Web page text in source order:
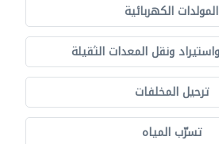
المولدات الكهربائية
ونقل المعدات الثقيلة
ترحيل المخلفات
تسرّب المياه